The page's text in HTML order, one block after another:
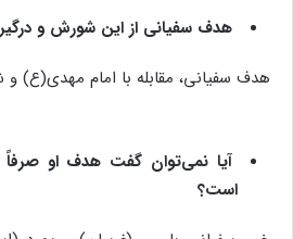
هدف سفیانی از این شورش و
هدف سفیانی، مقابله با امام مهدی(ع)
آیا نمی‌توان گفت هدف او
است؟